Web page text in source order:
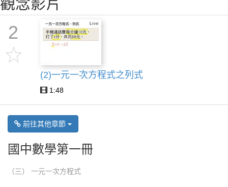
2
(2)一元一次方程式之列式
1:48
前往其他章節
國中數學第一冊
（三） 一元一次方程式